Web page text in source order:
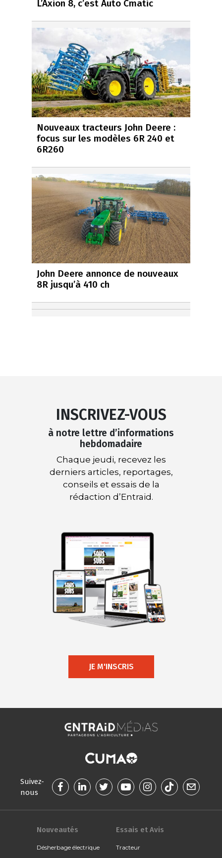
L’Axion 8, c’est Auto Cmatic
Nouveaux tracteurs John Deere :
focus sur les modèles 6R 240 et
6R260
John Deere annonce de nouveaux
8R jusqu’à 410 ch
INSCRIVEZ-VOUS
à notre lettre d’informations
hebdomadaire
Chaque jeudi, recevez les
derniers articles, reportages,
conseils et essais de la
rédaction d’Entraid.
JE M'INSCRIS
Suivez-
nous
Nouveautés
Désherbage électrique
Essais et Avis
Tracteur